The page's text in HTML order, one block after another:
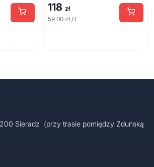
118 zł
59.00 zł / l
Sieradz (przy trasie pomiędzy Zduńską